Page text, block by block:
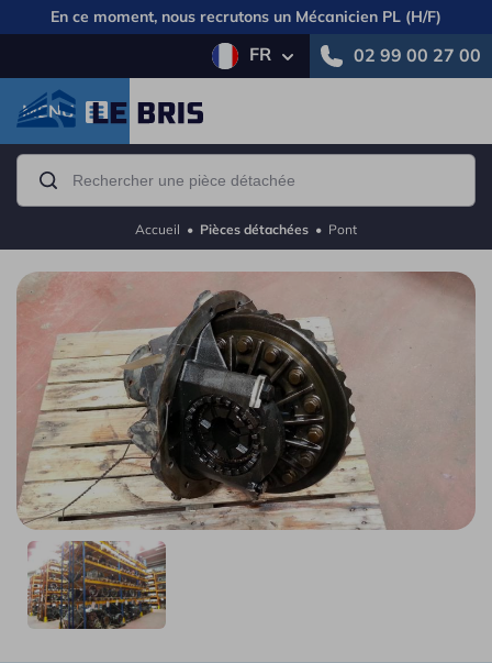
En ce moment, nous recrutons un Mécanicien PL (H/F)
FR 02 99 00 27 00
MENU
Accueil • Pièces détachées • Pont